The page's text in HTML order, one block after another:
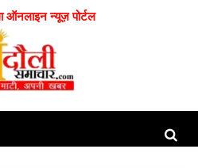
ऑनलाइन न्यूज़ पोर्टल